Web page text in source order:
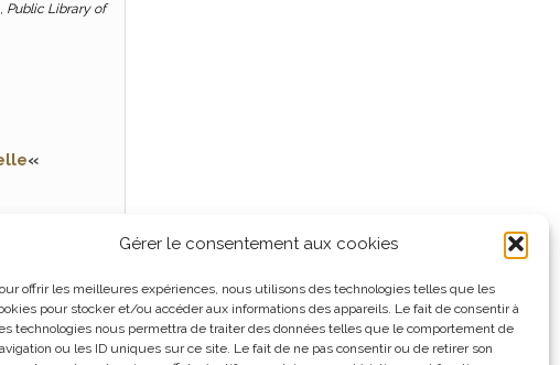
Gérer le consentement aux cookies
offrir les meilleures expériences, nous utilisons des technologies telles que les
pour stocker et/ou accéder aux informations des appareils. Le fait de consentir à
technologies nous permettra de traiter des données telles que le comportement de
ou les ID uniques sur ce site. Le fait de ne pas consentir ou de retirer son
Public Library of
«